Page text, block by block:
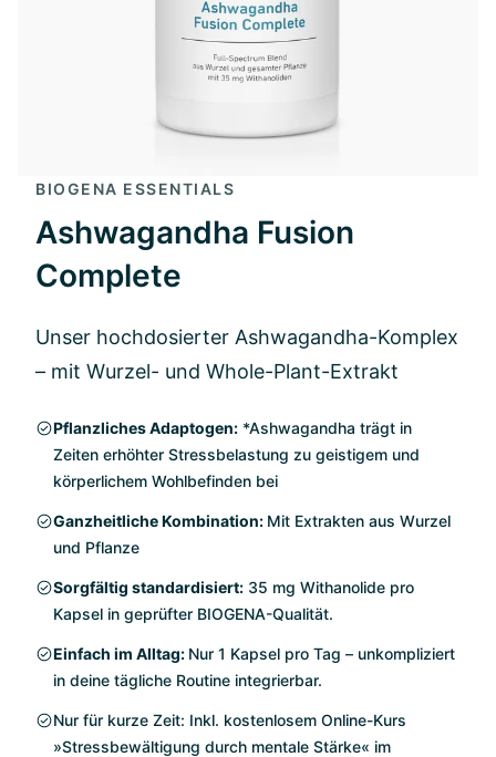
BIOGENA ESSENTIALS
Ashwagandha Fusion
Complete
Unser hochdosierter Ashwagandha-Komplex
– mit Wurzel- und Whole-Plant-Extrakt
Pflanzliches Adaptogen: *Ashwagandha trägt in
Zeiten erhöhter Stressbelastung zu geistigem und
körperlichem Wohlbefinden bei
Ganzheitliche Kombination: Mit Extrakten aus Wurzel
und Pflanze
Sorgfältig standardisiert: 35 mg Withanolide pro
Kapsel in geprüfter BIOGENA-Qualität.
Einfach im Alltag: Nur 1 Kapsel pro Tag – unkompliziert
in deine tägliche Routine integrierbar.
Nur für kurze Zeit: Inkl. kostenlosem Online-Kurs
»Stressbewältigung durch mentale Stärke« im